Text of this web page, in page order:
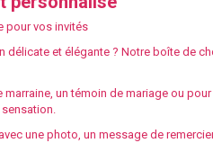
pour vos invités
délicate et élégante ? Notre boîte de
un témoin de mariage ou
une photo, un message de